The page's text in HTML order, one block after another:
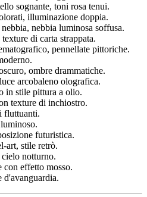
sognante, toni rosa tenui.
illuminazione doppia.
nebbia luminosa soffusa.
di carta strappata.
pennellate pittoriche.
ombre drammatiche.
arcobaleno olografica.
in stile pittura a olio.
texture di inchiostro.
fluttuanti.
futuristica.
art, stile retrò.
notturno.
con effetto mosso.
d'avanguardia.